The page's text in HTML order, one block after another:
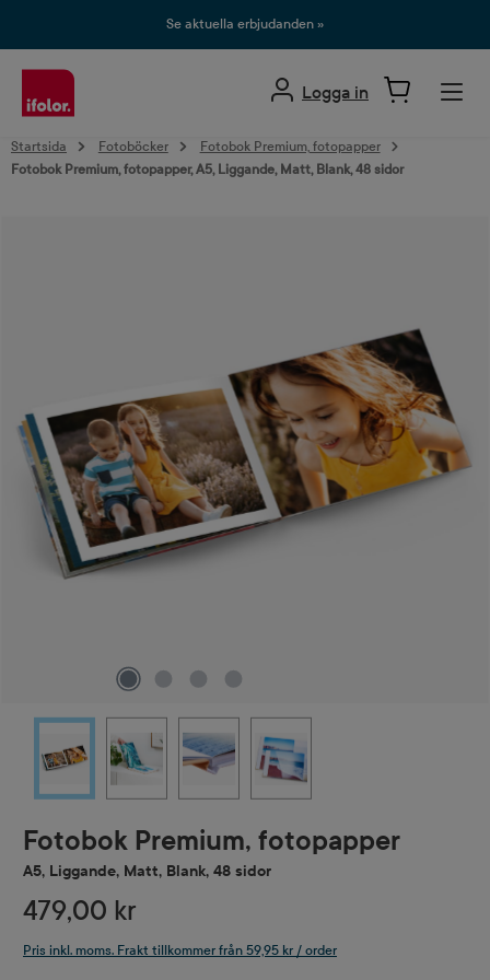
Se aktuella erbjudanden »
Logga in
Startsida Fotoböcker
Fotobok Premium, fotopapper
Fotobok Premium, fotopapper, A5, Liggande, Matt, Blank, 48 sidor
Fotobok Premium, fotopapper
A5, Liggande, Matt, Blank, 48 sidor
479,00 kr
Pris inkl. moms. Frakt tillkommer från 59,95 kr / order